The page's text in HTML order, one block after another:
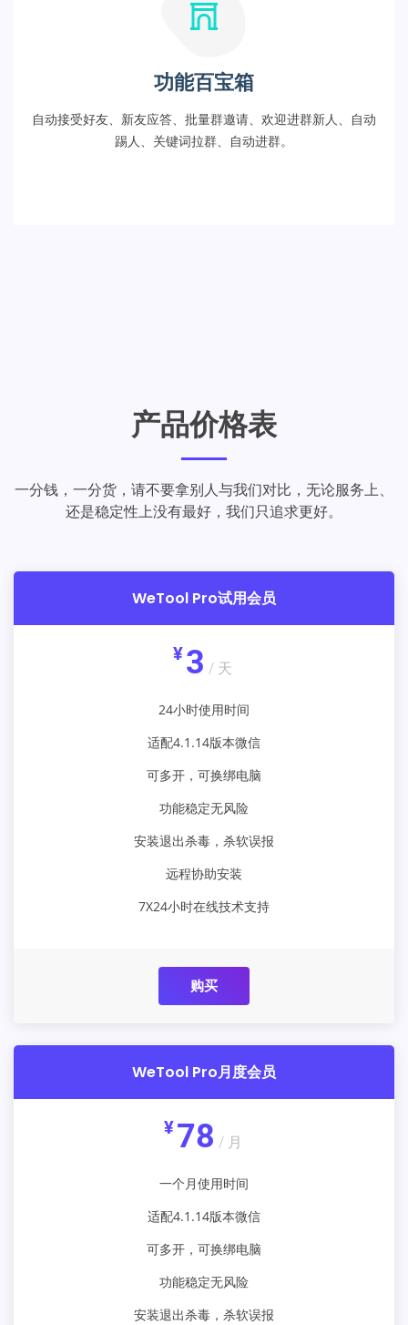
功能百宝箱
自动接受好友、新友应答、批量群邀请、欢迎进群新人、自动
踢人、关键词拉群、自动进群。
产品价格表
一分钱，一分货，请不要拿别人与我们对比，无论服务上、
还是稳定性上没有最好，我们只追求更好。
WeTool Pro试用会员
¥3 / 天
24小时使用时间
适配4.1.14版本微信
可多开，可换绑电脑
功能稳定无风险
安装退出杀毒，杀软误报
远程协助安装
7X24小时在线技术支持
购买
WeTool Pro月度会员
¥78 / 月
一个月使用时间
适配4.1.14版本微信
可多开，可换绑电脑
功能稳定无风险
安装退出杀毒，杀软误报